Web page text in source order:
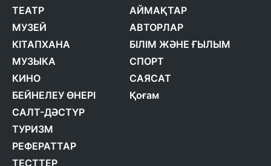
ТЕАТР
МУЗЕЙ
КІТАПХАНА
МУЗЫКА
КИНО
БЕЙНЕЛЕУ ӨНЕРІ
САЛТ-ДӘСТҮР
ТУРИЗМ
РЕФЕРАТТАР
ТЕСТТЕР
АЙМАҚТАР
АВТОРЛАР
БІЛІМ ЖӘНЕ ҒЫЛЫМ
СПОРТ
САЯСАТ
Қоғам